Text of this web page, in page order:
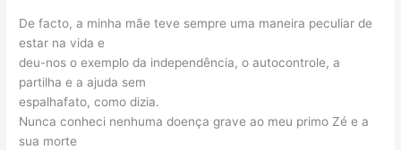
De facto, a minha mãe teve sempre uma maneira peculiar de
estar na vida e
deu-nos o exemplo da independência, o autocontrole, a
partilha e a ajuda sem
espalhafato, como dizia.
Nunca conheci nenhuma doença grave ao meu primo Zé e a
sua morte